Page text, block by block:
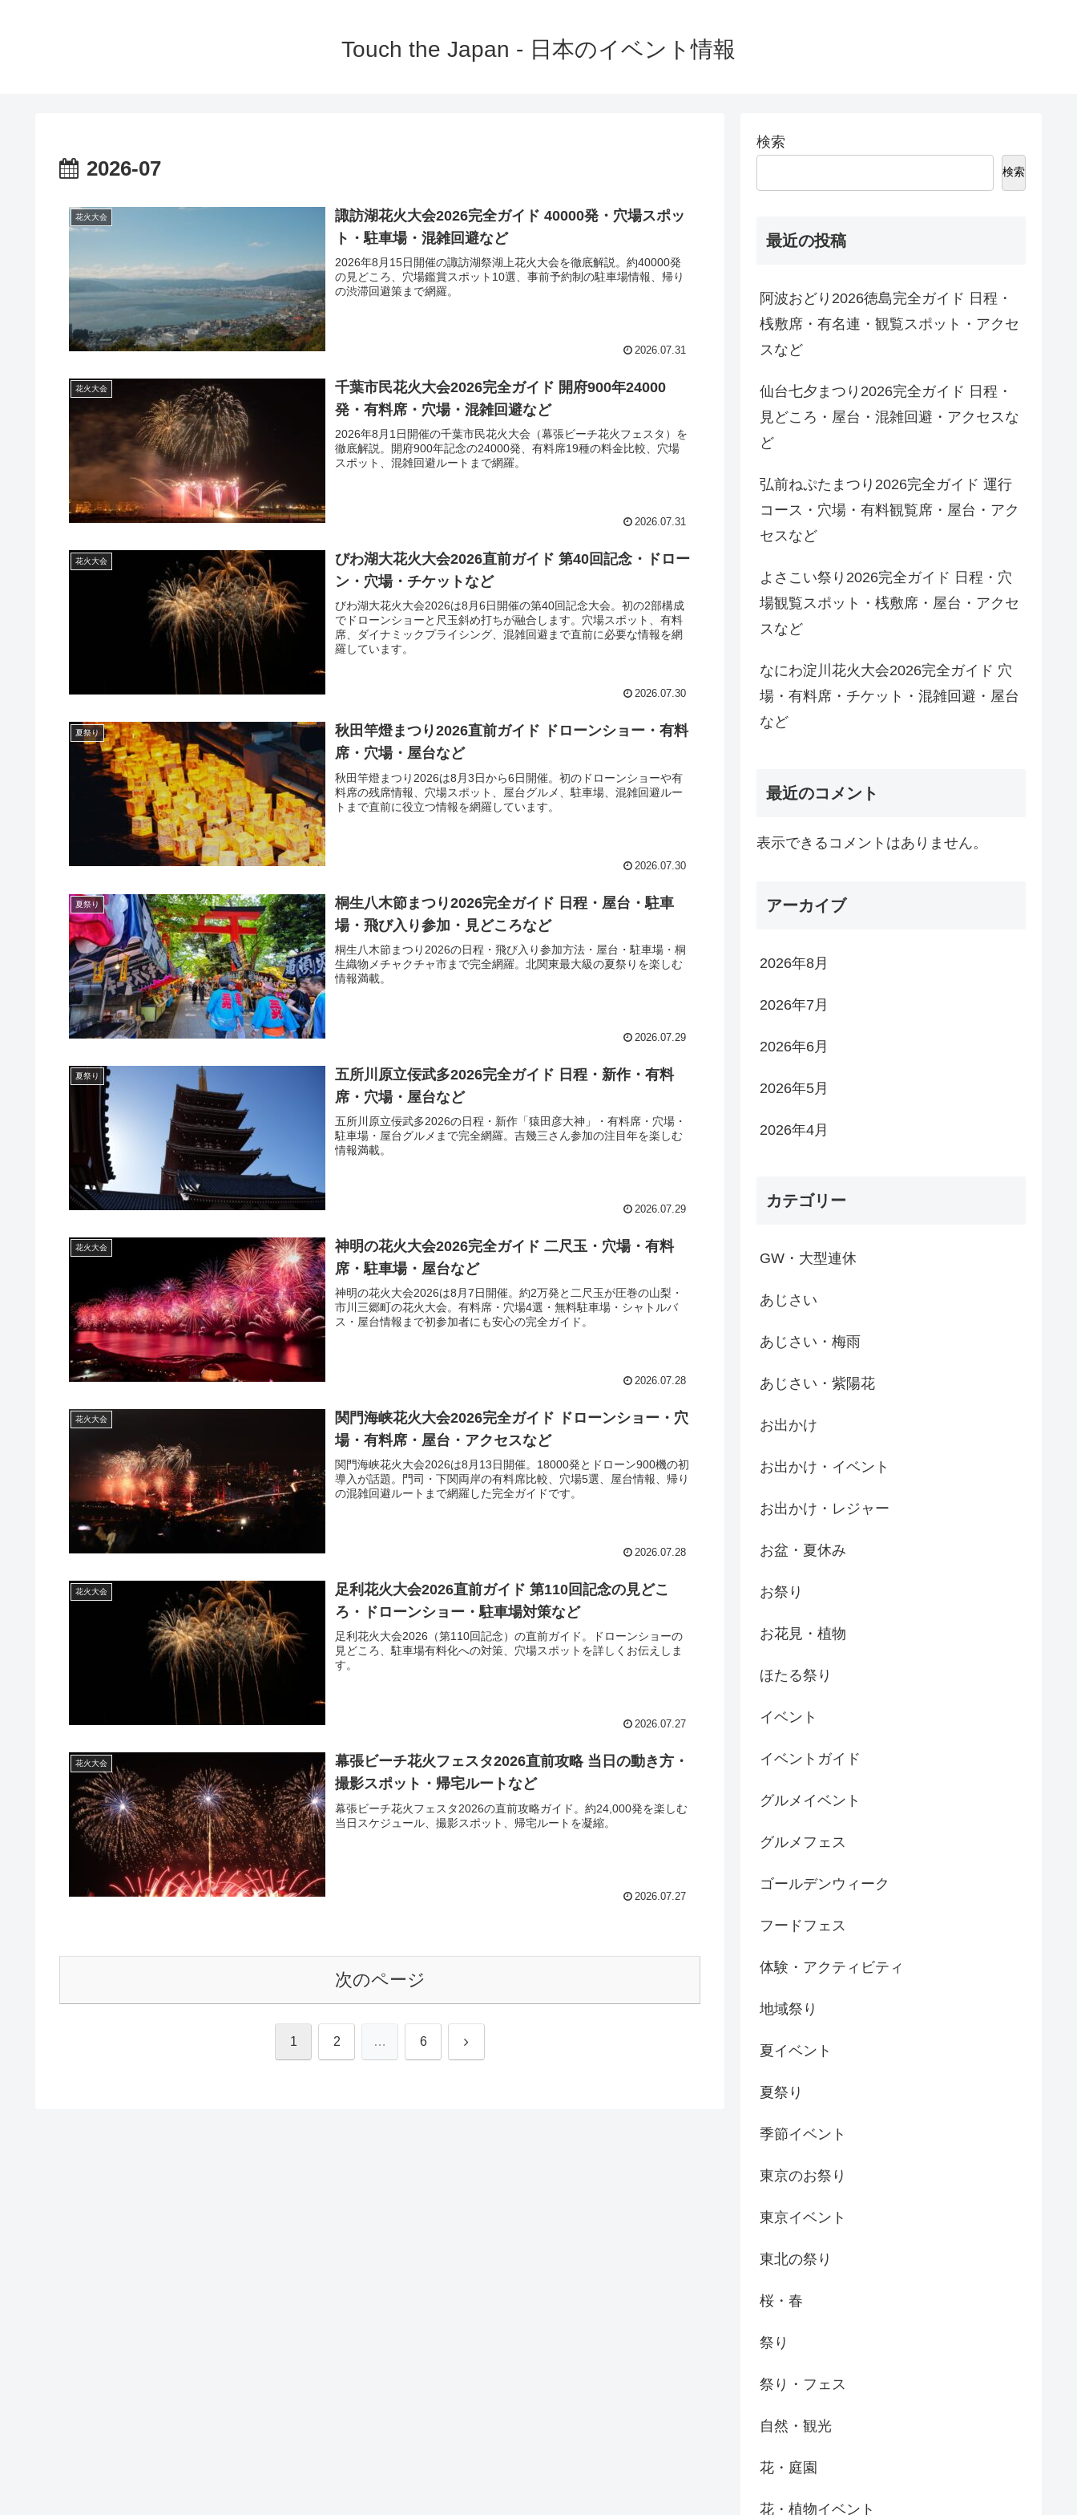
Touch the Japan - 日本のイベント情報
2026-07
花火大会
諏訪湖花火大会2026完全ガイド 40000発・穴場スポッ
ト・駐車場・混雑回避など
2026年8月15日開催の諏訪湖祭湖上花火大会を徹底解説。約40000発
の見どころ、穴場鑑賞スポット10選、事前予約制の駐車場情報、帰り
の渋滞回避策まで網羅。
2026.07.31
花火大会
千葉市民花火大会2026完全ガイド 開府900年24000
発・有料席・穴場・混雑回避など
2026年8月1日開催の千葉市民花火大会（幕張ビーチ花火フェスタ）を
徹底解説。開府900年記念の24000発、有料席19種の料金比較、穴場
スポット、混雑回避ルートまで網羅。
2026.07.31
花火大会
びわ湖大花火大会2026直前ガイド 第40回記念・ドロー
ン・穴場・チケットなど
びわ湖大花火大会2026は8月6日開催の第40回記念大会。初の2部構成
でドローンショーと尺玉斜め打ちが融合します。穴場スポット、有料
席、ダイナミックプライシング、混雑回避まで直前に必要な情報を網
羅しています。
2026.07.30
夏祭り
秋田竿燈まつり2026直前ガイド ドローンショー・有料
席・穴場・屋台など
秋田竿燈まつり2026は8月3日から6日開催。初のドローンショーや有
料席の残席情報、穴場スポット、屋台グルメ、駐車場、混雑回避ルー
トまで直前に役立つ情報を網羅しています。
2026.07.30
夏祭り
桐生八木節まつり2026完全ガイド 日程・屋台・駐車
場・飛び入り参加・見どころなど
桐生八木節まつり2026の日程・飛び入り参加方法・屋台・駐車場・桐
生織物メチャクチャ市まで完全網羅。北関東最大級の夏祭りを楽しむ
情報満載。
2026.07.29
夏祭り
五所川原立佞武多2026完全ガイド 日程・新作・有料
席・穴場・屋台など
五所川原立佞武多2026の日程・新作「猿田彦大神」・有料席・穴場・
駐車場・屋台グルメまで完全網羅。吉幾三さん参加の注目年を楽しむ
情報満載。
2026.07.29
花火大会
神明の花火大会2026完全ガイド 二尺玉・穴場・有料
席・駐車場・屋台など
神明の花火大会2026は8月7日開催。約2万発と二尺玉が圧巻の山梨・
市川三郷町の花火大会。有料席・穴場4選・無料駐車場・シャトルバ
ス・屋台情報まで初参加者にも安心の完全ガイド。
2026.07.28
花火大会
関門海峡花火大会2026完全ガイド ドローンショー・穴
場・有料席・屋台・アクセスなど
関門海峡花火大会2026は8月13日開催。18000発とドローン900機の初
導入が話題。門司・下関両岸の有料席比較、穴場5選、屋台情報、帰り
の混雑回避ルートまで網羅した完全ガイドです。
2026.07.28
花火大会
足利花火大会2026直前ガイド 第110回記念の見どこ
ろ・ドローンショー・駐車場対策など
足利花火大会2026（第110回記念）の直前ガイド。ドローンショーの
見どころ、駐車場有料化への対策、穴場スポットを詳しくお伝えしま
す。
2026.07.27
花火大会
幕張ビーチ花火フェスタ2026直前攻略 当日の動き方・
撮影スポット・帰宅ルートなど
幕張ビーチ花火フェスタ2026の直前攻略ガイド。約24,000発を楽しむ
当日スケジュール、撮影スポット、帰宅ルートを凝縮。
2026.07.27
次のページ
1 2 … 6 次
検索
検索
最近の投稿
阿波おどり2026徳島完全ガイド 日程・
桟敷席・有名連・観覧スポット・アクセ
スなど
仙台七夕まつり2026完全ガイド 日程・
見どころ・屋台・混雑回避・アクセスな
ど
弘前ねぷたまつり2026完全ガイド 運行
コース・穴場・有料観覧席・屋台・アク
セスなど
よさこい祭り2026完全ガイド 日程・穴
場観覧スポット・桟敷席・屋台・アクセ
スなど
なにわ淀川花火大会2026完全ガイド 穴
場・有料席・チケット・混雑回避・屋台
など
最近のコメント
表示できるコメントはありません。
アーカイブ
2026年8月
2026年7月
2026年6月
2026年5月
2026年4月
カテゴリー
GW・大型連休
あじさい
あじさい・梅雨
あじさい・紫陽花
お出かけ
お出かけ・イベント
お出かけ・レジャー
お盆・夏休み
お祭り
お花見・植物
ほたる祭り
イベント
イベントガイド
グルメイベント
グルメフェス
ゴールデンウィーク
フードフェス
体験・アクティビティ
地域祭り
夏イベント
夏祭り
季節イベント
東京のお祭り
東京イベント
東北の祭り
桜・春
祭り
祭り・フェス
自然・観光
花・庭園
花・植物イベント